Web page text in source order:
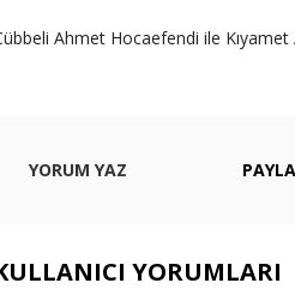
Ahmet Hocaefendi ile
YORUM YAZ
YORUMLARI